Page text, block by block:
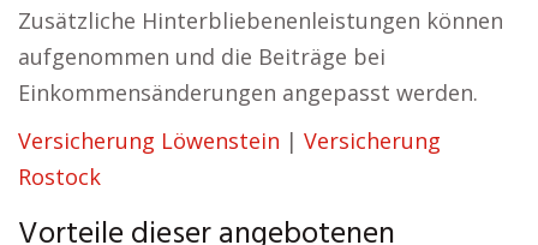
Zusätzliche Hinterbliebenenleistungen können
aufgenommen und die Beiträge bei
Einkommensänderungen angepasst werden.
Versicherung Löwenstein | Versicherung
Rostock
Vorteile dieser angebotenen